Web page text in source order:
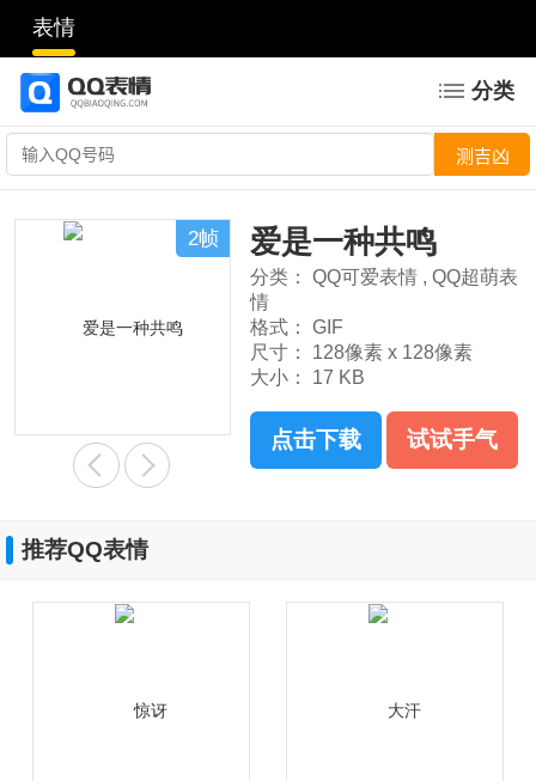
表情
分类
2帧 爱是一种共鸣
分类： QQ可爱表情 , QQ超萌表
情
格式：
GIF
尺寸：
128像素 x 128像素
大小：
17 KB
点击下载 试试手气
推荐QQ表情